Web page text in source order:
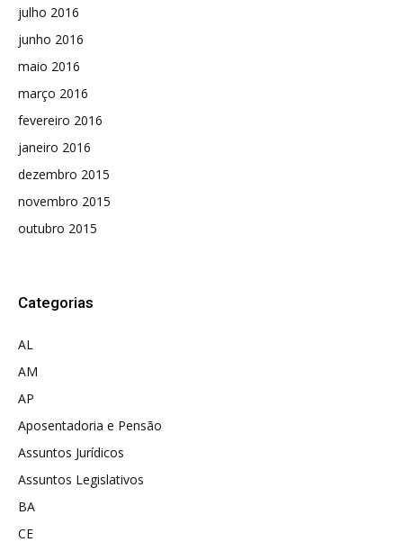
julho 2016
junho 2016
maio 2016
março 2016
fevereiro 2016
janeiro 2016
dezembro 2015
novembro 2015
outubro 2015
Categorias
AL
AM
AP
Aposentadoria e Pensão
Assuntos Jurídicos
Assuntos Legislativos
BA
CE